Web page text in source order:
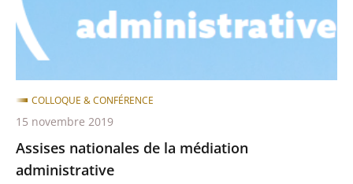
Assises nationales de la médiation
administrative
COLLOQUE & CONFÉRENCE
15 novembre 2019